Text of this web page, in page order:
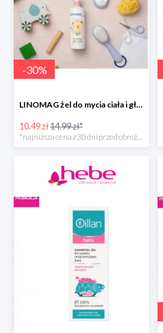
-30%
LINOMAG żel do mycia ciała i głowy dla dzieci i niemowląt
10.49 zł14.99 zł*
*najniższa cena z 30 dni przed obniżką